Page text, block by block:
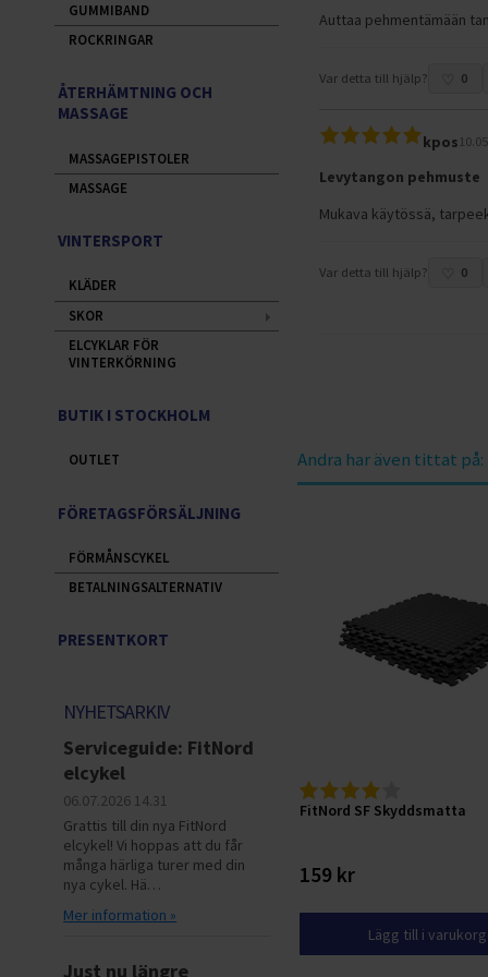
Auttaa pehmentämään
Var detta till hjälp? 0
kpos
Levytangon pehmuste
Mukava käytössä,
Var detta till hjälp? 0
Andra har även tittat på:
FitNord SF Skyddsmatta
159 kr
Lägg till i
GUMMIBAND
ROCKRINGAR
ÅTERHÄMTNING OCH
MASSAGE
MASSAGEPISTOLER
MASSAGE
VINTERSPORT
KLÄDER
SKOR
ELCYKLAR FÖR
VINTERKÖRNING
BUTIK I STOCKHOLM
OUTLET
FÖRETAGSFÖRSÄLJNING
FÖRMÅNSCYKEL
BETALNINGSALTERNATIV
PRESENTKORT
NYHETSARKIV
Serviceguide: FitNord
elcykel
06.07.2026 14.31
Grattis till din nya FitNord
elcykel! Vi hoppas att du får
många härliga turer med din
nya cykel. Hä…
Mer information »
Just nu längre